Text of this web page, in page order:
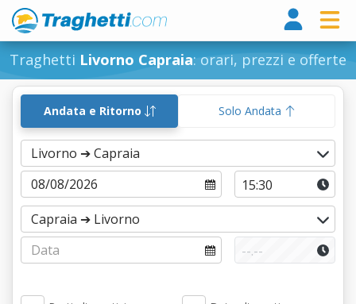
Traghetti Livorno Capraia: orari, prezzi e offerte
Andata e Ritorno Solo Andata